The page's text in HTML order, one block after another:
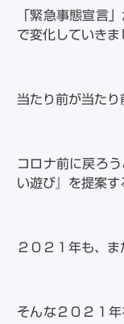
「緊急事態宣言
で変化していきま
当たり前が当た
コロナ前に戻ろ
い遊び』を提案す
２０２１年も、
そんな２０２１